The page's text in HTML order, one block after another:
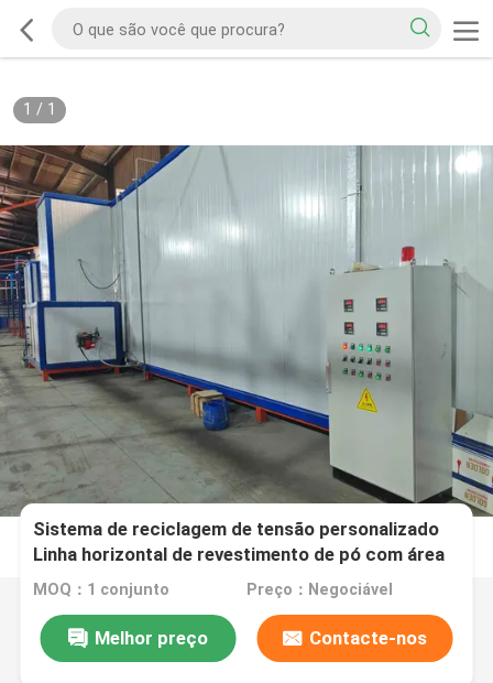
1 / 1
Sistema de reciclagem de tensão personalizado
Linha horizontal de revestimento de pó com área
de superfície padrão
MOQ：1 conjunto Preço：Negociável
Melhor preço Contacte-nos